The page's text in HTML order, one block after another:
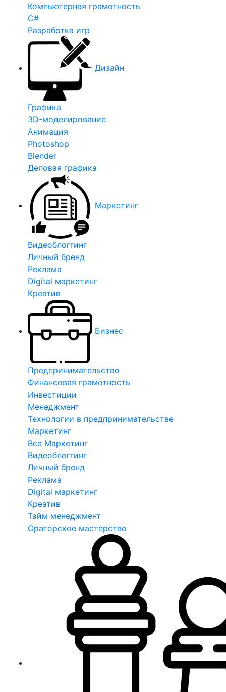
Компьютерная грамотность
C#
Разработка игр
Дизайн
Графика
3D-моделирование
Анимация
Photoshop
Blender
Деловая графика
Маркетинг
Видеоблоггинг
Личный бренд
Реклама
Digital маркетинг
Креатив
Бизнес
Предпринимательство
Финансовая грамотность
Инвестиции
Менеджмент
Технологии в предпринимательстве
Маркетинг
Все Маркетинг
Видеоблоггинг
Личный бренд
Реклама
Digital маркетинг
Креатив
Тайм менеджмент
Ораторское мастерство